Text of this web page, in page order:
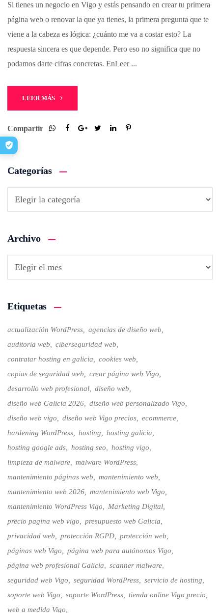
Si tienes un negocio en Vigo y estás pensando en crear tu primera
página web o renovar la que ya tienes, la primera pregunta que te
viene a la cabeza es lógica: ¿cuánto me va a costar esto? La
respuesta sincera es que depende. Pero eso no significa que no
podamos darte cifras concretas. EnLeer ...
LEER MÁS
Compartir
Categorías
Archivo
Etiquetas
actualización WordPress
agencias de diseño web
auditoría web
ciberseguridad web
contratar hosting en galicia
cookies web
copias de seguridad web
crear página web Vigo
desarrollo web profesional
diseño web
diseño web Galicia 2026
diseño web personalizado Vigo
diseño web vigo
diseño web Vigo precios
ecommerce
hardening WordPress
hosting
hosting galicia
hosting google ads
hosting seo
hosting vigo
limpieza de malware
malware WordPress
mantenimiento páginas web
mantenimiento web
mantenimiento web 2026
mantenimiento web Vigo
mantenimiento WordPress Vigo
Marketing Digital
precio pagina web vigo
presupuesto web Galicia
privacidad web
protección RGPD
protección web
páginas web Vigo
página web para autónomos Vigo
página web profesional Galicia
scanner malware
seguridad web Vigo
seguridad WordPress
servicio de hosting
soporte web Vigo
soporte WordPress
tienda online Vigo precio
web a medida Vigo